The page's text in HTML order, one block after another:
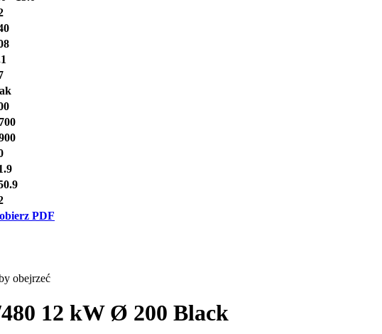
PDF
obejrzeć
12 kW Ø 200 Black